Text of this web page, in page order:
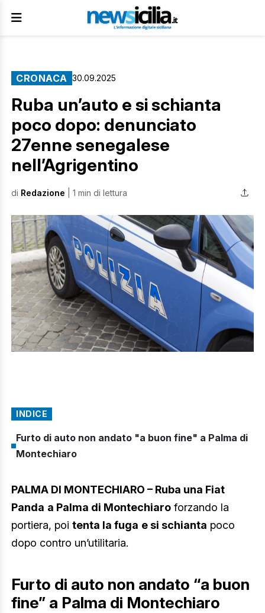
CRONACA 30.09.2025
Ruba un’auto e si schianta
poco dopo: denunciato
27enne senegalese
nell’Agrigentino
di Redazione | 1 min di lettura
INDICE
Furto di auto non andato "a buon fine" a Palma di
Montechiaro
PALMA DI MONTECHIARO – Ruba una Fiat
Panda a Palma di Montechiaro forzando la
portiera, poi tenta la fuga e si schianta poco
dopo contro un’utilitaria.
Furto di auto non andato “a buon
fine” a Palma di Montechiaro